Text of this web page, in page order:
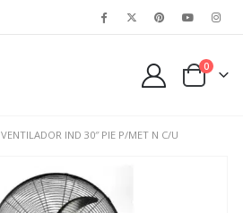
0
VENTILADOR IND 30″ PIE P/MET N C/U